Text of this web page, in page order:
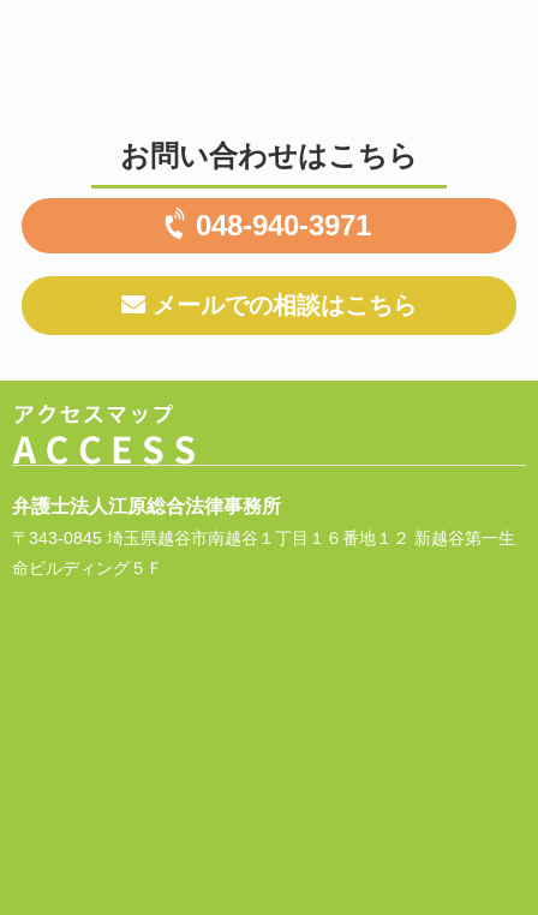
お問い合わせはこちら
048-940-3971
メールでの相談はこちら
弁護士法人江原総合法律事務所
〒343-0845 埼玉県越谷市南越谷１丁目１６番地１２ 新越谷第一生
命ビルディング５Ｆ